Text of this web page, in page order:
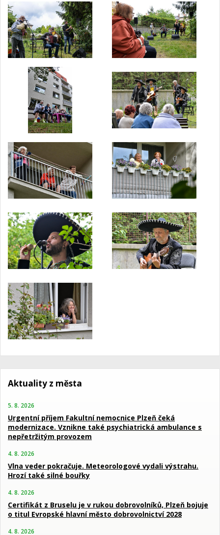
Aktuality z města
5. 8. 2026
Urgentní příjem Fakultní nemocnice Plzeň čeká
modernizace. Vznikne také psychiatrická ambulance s
nepřetržitým provozem
4. 8. 2026
Vlna veder pokračuje. Meteorologové vydali výstrahu.
Hrozí také silné bouřky
4. 8. 2026
Certifikát z Bruselu je v rukou dobrovolníků, Plzeň bojuje
o titul Evropské hlavní město dobrovolnictví 2028
4. 8. 2026